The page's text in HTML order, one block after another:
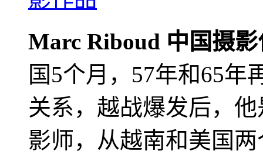
Marc Riboud 中国摄
国5个月，57年和65年
关系，越战爆发后，
影师，从越南和美国